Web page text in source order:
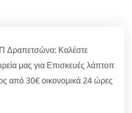
Καλέστε
μας για Επισκευές λάπτοπ
από 30€ οικονομικά 24 ώρες